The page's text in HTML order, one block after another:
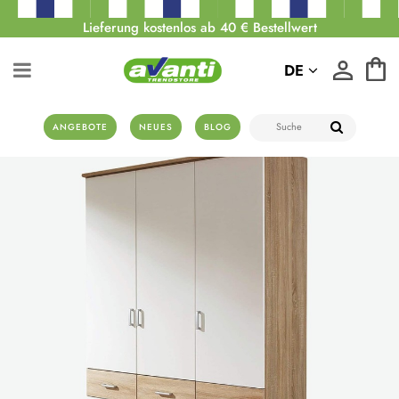
Lieferung kostenlos ab 40 € Bestellwert
ANGEBOTE NEUES BLOG
DE